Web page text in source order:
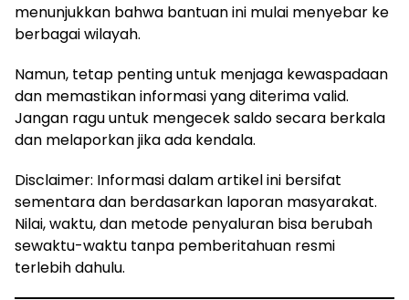
menunjukkan bahwa bantuan ini mulai menyebar ke
berbagai wilayah.
Namun, tetap penting untuk menjaga kewaspadaan
dan memastikan informasi yang diterima valid.
Jangan ragu untuk mengecek saldo secara berkala
dan melaporkan jika ada kendala.
Disclaimer: Informasi dalam artikel ini bersifat
sementara dan berdasarkan laporan masyarakat.
Nilai, waktu, dan metode penyaluran bisa berubah
sewaktu-waktu tanpa pemberitahuan resmi
terlebih dahulu.